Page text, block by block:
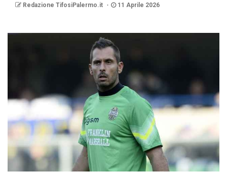
Redazione TifosiPalermo.it 11 Aprile 2026